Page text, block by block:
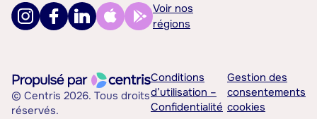
Voir nos
régions
© Centris 2026. Tous droits
réservés.
Conditions
d’utilisation –
Confidentialité
Gestion des
consentements
cookies